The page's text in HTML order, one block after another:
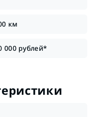
км
000 рублей*